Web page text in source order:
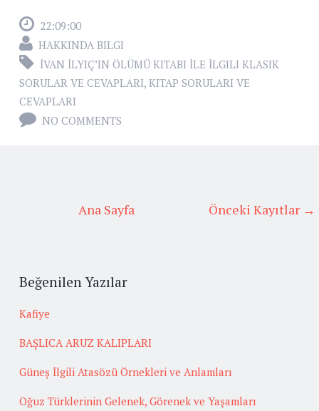
22:09:00
HAKKINDA BILGI
İVAN İLYIÇ’IN ÖLÜMÜ KITABI İLE İLGILI KLASIK
SORULAR VE CEVAPLARI, KITAP SORULARI VE
CEVAPLARI
NO COMMENTS
Önceki Kayıtlar →
Ana Sayfa
Beğenilen Yazılar
Kafiye
BAŞLICA ARUZ KALIPLARI
Güneş İlgili Atasözü Örnekleri ve Anlamları
Oğuz Türklerinin Gelenek, Görenek ve Yaşamları